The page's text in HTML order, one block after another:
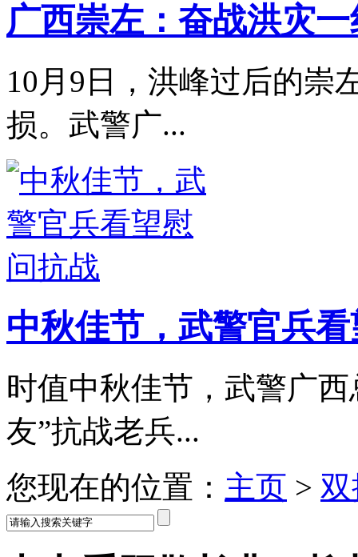
广西崇左：奋战洪灾
10月9日，洪峰过后的崇
损。武警广...
中秋佳节，武警官兵
时值中秋佳节，武警广
友”抗战老兵...
您现在的位置： 主页 >